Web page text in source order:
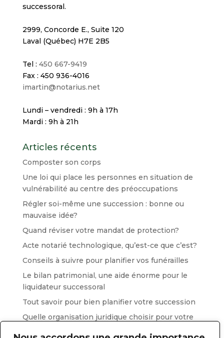
successoral.
2999, Concorde E., Suite 120
Laval (Québec) H7E 2B5
Tel : 450 667-9419
Fax : 450 936-4016
imartin@notarius.net
Lundi – vendredi : 9h à 17h
Mardi : 9h à 21h
Articles récents
Composter son corps
Une loi qui place les personnes en situation de
vulnérabilité au centre des préoccupations
Régler soi-même une succession : bonne ou
mauvaise idée?
Quand réviser votre mandat de protection?
Acte notarié technologique, qu’est-ce que c’est?
Conseils à suivre pour planifier vos funérailles
Le bilan patrimonial, une aide énorme pour le
liquidateur successoral
Tout savoir pour bien planifier votre succession
Quelle organisation juridique choisir pour votre